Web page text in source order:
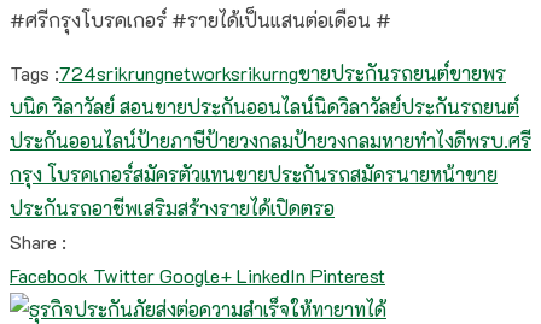
#ศรีกรุงโบรคเกอร์ #รายได้เป็นแสนต่อเดือน #
Tags :724srikrungnetworksrikurngขายประกันรถยนต์ขายพร
บนิด วิลาวัลย์ สอนขายประกันออนไลน์นิดวิลาวัลย์ประกันรถยนต์
ประกันออนไลน์ป้ายภาษีป้ายวงกลมป้ายวงกลมหายทำไงดีพรบ.ศรี
กรุง โบรคเกอร์สมัครตัวแทนขายประกันรถสมัครนายหน้าขาย
ประกันรถอาชีพเสริมสร้างรายได้เปิดตรอ
Share :
Facebook TwitterGoogle+LinkedIn Pinterest